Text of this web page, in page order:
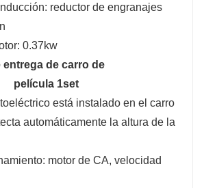
reductor de engranajes
0.37kw
de carro de
1set
está instalado en el carro
automáticamente la altura de la
motor de CA, velocidad